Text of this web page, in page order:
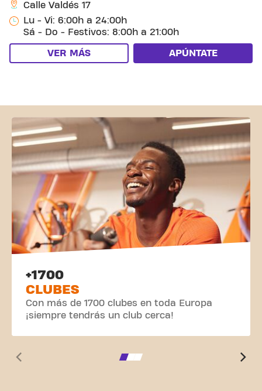
Calle Valdés 17
Lu - Vi: 6:00h a 24:00h
Sá - Do - Festivos: 8:00h a 21:00h
VER MÁS APÚNTATE
+1700
CLUBES
Con más de 1700 clubes en toda Europa
¡siempre tendrás un club cerca!